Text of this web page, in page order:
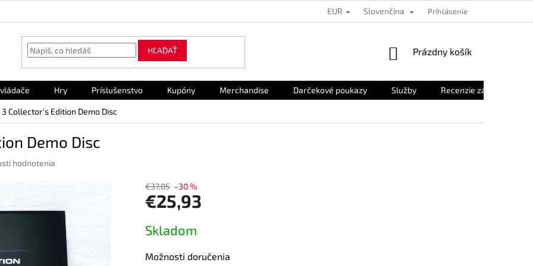
EUR Slovenčina Prihlásenie
HĽADAŤ
NÁKUPNÝ
Prázdny košík
Hry Príslušenstvo Kupóny Merchandise Darčekové poukazy Služby Recenzie zákazníkov
3 Collector's Edition Demo Disc
Demo Disc
hodnotenia
€37,05 –30 %
€25,93
cena:
Skladom
Možnosti doručenia